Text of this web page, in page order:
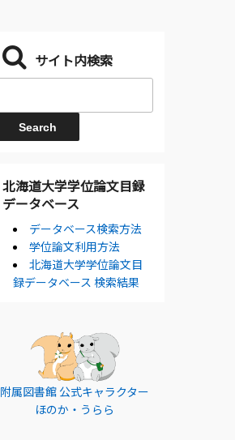
サイト内検索
北海道大学学位論文目録
データベース
データベース検索方法
学位論文利用方法
北海道大学学位論文目
録データベース 検索結果
附属図書館 公式キャラクター
ほのか・うらら